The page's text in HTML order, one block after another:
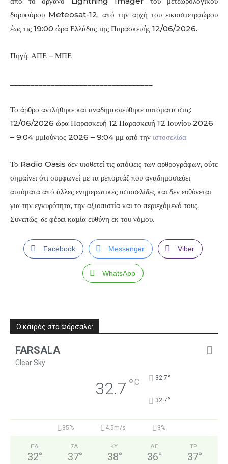
δορυφόρου Meteosat-12, από την αρχή του εικοσιτετραώρου
έως τις 19:00 ώρα Ελλάδας της Παρασκευής 12/06/2026.
Πηγή: ΑΠΕ – ΜΠΕ
Το άρθρο αντλήθηκε και αναδημοσιεύθηκε αυτόματα στις:
12/06/2026 ώρα Παρασκευή 12 Παρασκευή 12 Ιουνίου 2026
– 9:04 μμΙούνιος 2026 – 9:04 μμ από την ιστοσελίδα
Το Radio Oasis δεν υιοθετεί τις απόψεις των αρθρογράφων, ούτε
σημαίνει ότι συμφωνεί με τα ρεπορτάζ που αναδημοσιεύει
αυτόματα από άλλες ενημερωτικές ιστοσελίδες και δεν ευθύνεται
για την εγκυρότητα, την αξιοπιστία και το περιεχόμενό τους.
Συνεπώς, δε φέρει καμία ευθύνη εκ του νόμου.
Facebook Messenger Viber
WhatsApp
Ο καιρός στα Φάρσαλα:
FARSALA
Clear Sky
32.7 °C 32.7°
32.7°
35% 4.5m/s 3%
ΠΑ
32°
ΣΑ
37°
ΚΥ
38°
ΔΕ
36°
ΤΡ
37°